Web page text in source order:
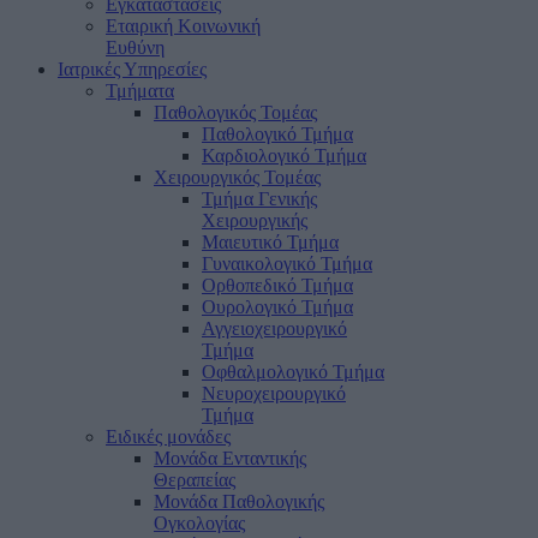
Εγκαταστάσεις
Εταιρική Κοινωνική
Ευθύνη
Ιατρικές Υπηρεσίες
Τμήματα
Παθολογικός Τομέας
Παθολογικό Τμήμα
Καρδιολογικό Τμήμα
Χειρουργικός Τομέας
Τμήμα Γενικής
Χειρουργικής
Μαιευτικό Τμήμα
Γυναικολογικό Τμήμα
Ορθοπεδικό Τμήμα
Ουρολογικό Τμήμα
Αγγειοχειρουργικό
Τμήμα
Οφθαλμολογικό Τμήμα
Νευροχειρουργικό
Τμήμα
Ειδικές μονάδες
Μονάδα Ενταντικής
Θεραπείας
Μονάδα Παθολογικής
Ογκολογίας